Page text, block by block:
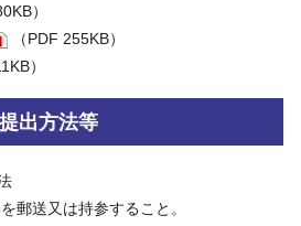
）
（PDF 255KB）
）
出方法等
郵送又は持参すること。